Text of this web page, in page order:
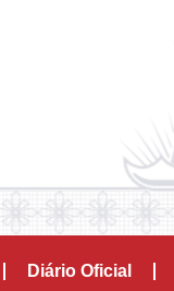
Diário Oficial